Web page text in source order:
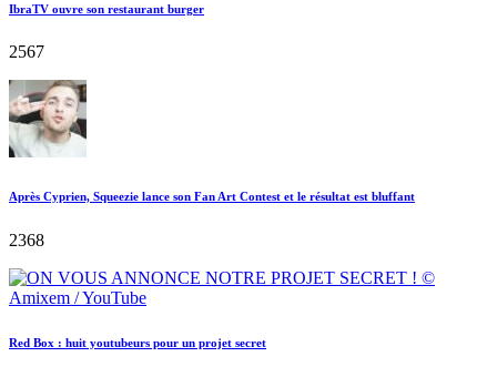
IbraTV ouvre son restaurant burger
2567
Après Cyprien, Squeezie lance son Fan Art Contest et le résultat est bluffant
2368
Red Box : huit youtubeurs pour un projet secret